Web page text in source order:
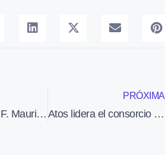
El meteorólogo F. Mauri y el piloto J. Martín publican «El tiempo visto desde el cielo»
PRÓXIMA
Atos lidera el consorcio que desarrollará los controles de misión espacial de CNES